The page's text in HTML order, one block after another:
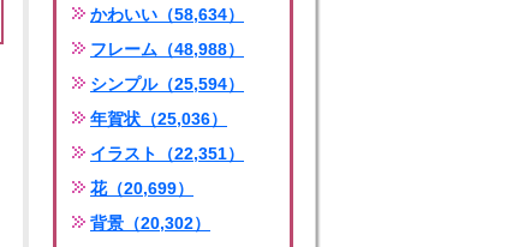
かわいい（58,634）
フレーム（48,988）
シンプル（25,594）
年賀状（25,036）
イラスト（22,351）
花（20,699）
背景（20,302）